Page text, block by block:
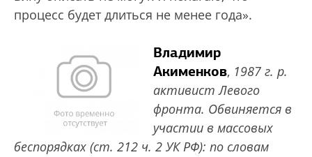
процесс будет длиться не менее года».
Владимир
Акименков, 1987 г. р.
активист Левого
фронта. Обвиняется в
участии в массовых
беспорядках (ст. 212 ч. 2 УК РФ): по словам